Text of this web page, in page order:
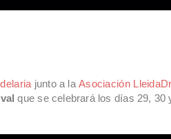
junto a la Asociación
que se celebrará los días 29, 30